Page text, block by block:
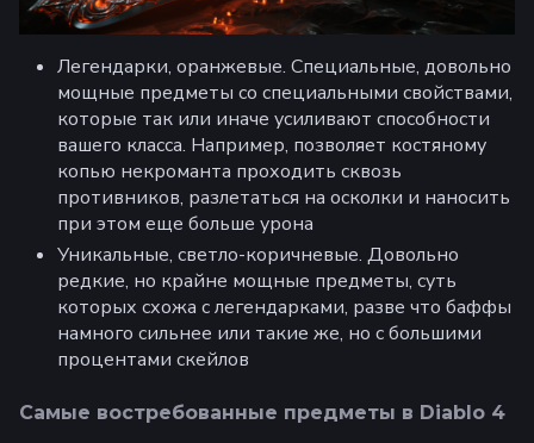
Легендарки, оранжевые. Специальные, довольно
мощные предметы со специальными свойствами,
которые так или иначе усиливают способности
вашего класса. Например, позволяет костяному
копью некроманта проходить сквозь
противников, разлетаться на осколки и наносить
при этом еще больше урона
Уникальные, светло-коричневые. Довольно
редкие, но крайне мощные предметы, суть
которых схожа с легендарками, разве что баффы
намного сильнее или такие же, но с большими
процентами скейлов
Самые востребованные предметы в Diablo 4